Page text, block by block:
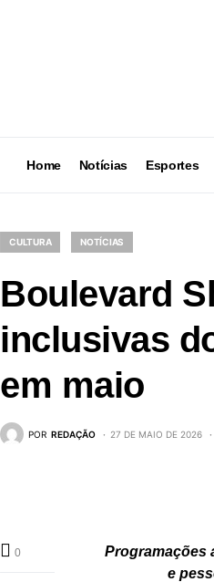
Home Notícias Esportes
CULTURA NOTÍCIAS
Boulevard
inclusivas
em maio
POR REDAÇÃO 27 DE MAIO DE 2026
0
Programações
e